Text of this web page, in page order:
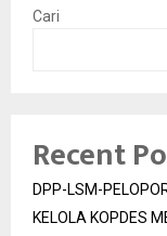
Cari
Recent
DPP-LSM-
KELOLA KOPDES